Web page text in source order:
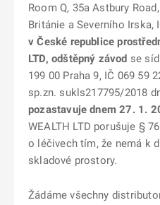
Room Q, 35a Astbury
Británie a Severního Irska,
v České republice
LTD, odštěpný závod se
199 00 Praha 9, IČ 069 59
sp.zn. sukls217795/2018
pozastavuje dnem 27. 1.
WEALTH LTD porušuje §
o léčivech tím, že nemá k
skladové prostory.
Žádáme všechny